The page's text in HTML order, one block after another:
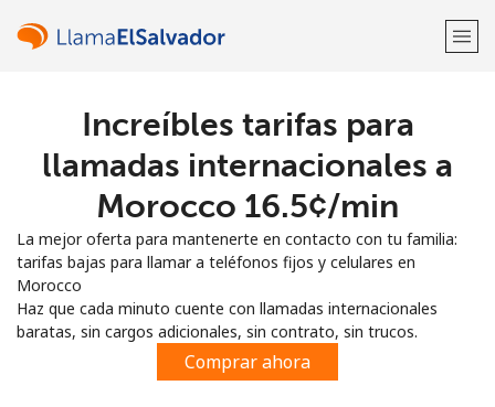
¡Bienvenido!
Regístrate con
o
Increíbles tarifas para
llamadas internacionales a
Morocco ⁦16.5¢⁩/min
La mejor oferta para mantenerte en contacto con tu familia:
tarifas bajas para llamar a teléfonos fijos y celulares en
Morocco
Haz que cada minuto cuente con llamadas internacionales
baratas, sin cargos adicionales, sin contrato, sin trucos.
Comprar ahora